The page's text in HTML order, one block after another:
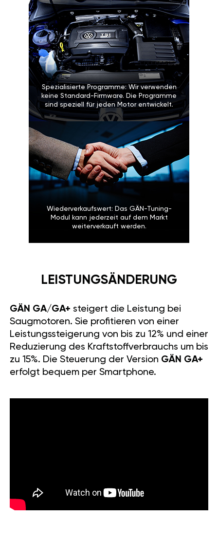
Spezialisierte Programme: Wir verwenden
keine Standard-Firmware. Die Programme
sind speziell für jeden Motor entwickelt.
Wiederverkaufswert: Das GÄN-Tuning-
Modul kann jederzeit auf dem Markt
weiterverkauft werden.
LEISTUNGSÄNDERUNG
GÄN GA/GA+ steigert die Leistung bei
Saugmotoren. Sie profitieren von einer
Leistungssteigerung von bis zu 12% und einer
Reduzierung des Kraftstoffverbrauchs um bis
zu 15%. Die Steuerung der Version GÄN GA+
erfolgt bequem per Smartphone.